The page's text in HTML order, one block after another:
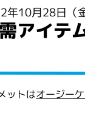
年10月28日（
アイテ
ットはオージー